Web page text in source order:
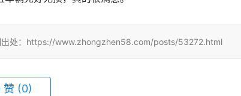
出处：https://www.zhongzhen58.com/posts/53272.html
赞 (0)